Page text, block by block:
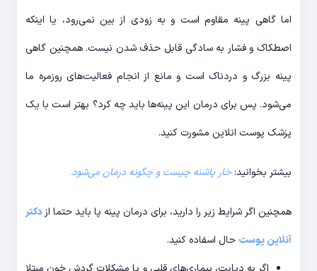
اما گاهی پینه مقاوم است و به زودی از بین نمی‌رود، یا اینکه
اصطکاک و فشار به سادگی قابل حذف شدن نیست. همچنین گاهی
پینه بزرگ و دردناک است و مانع از انجام فعالیت‌های روزمره ما
می‌شود. پس برای درمان این پینه‌ها باید چه کرد؟ بهتر است با یک
پزشک پوست انلاین مشورت کنید.
بیشتر بخوانید:خار پاشنه چیست و چگونه درمان می‌شود.
همچنین اگر شرایط زیر را دارید، برای درمان پینه پا باید حتما از دکتر
آنلاین پوست حال اسفاده کنید.